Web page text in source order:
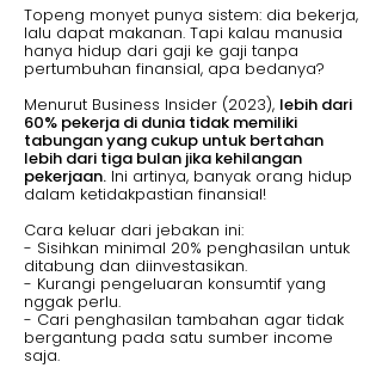
Topeng monyet punya sistem: dia bekerja,
lalu dapat makanan. Tapi kalau manusia
hanya hidup dari gaji ke gaji tanpa
pertumbuhan finansial, apa bedanya?
Menurut Business Insider (2023), lebih dari
60% pekerja di dunia tidak memiliki
tabungan yang cukup untuk bertahan
lebih dari tiga bulan jika kehilangan
pekerjaan. Ini artinya, banyak orang hidup
dalam ketidakpastian finansial!
Cara keluar dari jebakan ini:
- Sisihkan minimal 20% penghasilan untuk
ditabung dan diinvestasikan.
- Kurangi pengeluaran konsumtif yang
nggak perlu.
- Cari penghasilan tambahan agar tidak
bergantung pada satu sumber income
saja.